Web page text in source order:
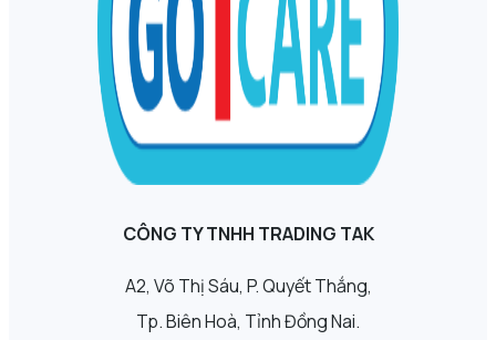
CÔNG TY TNHH TRADING TAK
A2, Võ Thị Sáu, P. Quyết Thắng,
Tp. Biên Hoà, Tỉnh Đồng Nai.